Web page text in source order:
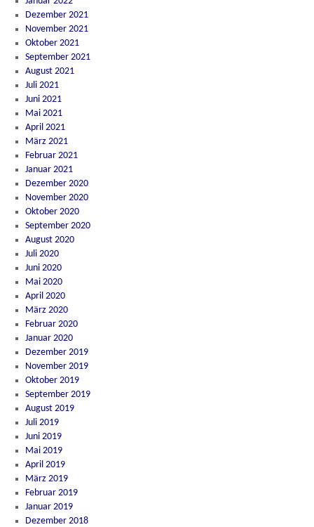
Dezember 2021
November 2021
Oktober 2021
September 2021
August 2021
Juli 2021
Juni 2021
Mai 2021
April 2021
März 2021
Februar 2021
Januar 2021
Dezember 2020
November 2020
Oktober 2020
September 2020
August 2020
Juli 2020
Juni 2020
Mai 2020
April 2020
März 2020
Februar 2020
Januar 2020
Dezember 2019
November 2019
Oktober 2019
September 2019
August 2019
Juli 2019
Juni 2019
Mai 2019
April 2019
März 2019
Februar 2019
Januar 2019
Dezember 2018